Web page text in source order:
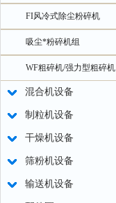
FI风冷式除尘粉碎机
吸尘*粉碎机组
WF粗碎机/强力型粗碎机
混合机设备
制粒机设备
干燥机设备
筛粉机设备
输送机设备